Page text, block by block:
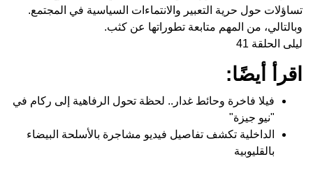
تساؤلات حول حرية التعبير والانتماءات السياسية في المجتمع.
وبالتالي، من المهم متابعة تطوراتها عن كثب.
ليلى الحلقة 41
اقرأ أيضًا:
فيلا فاخرة وحائط غدار.. لحظة تحول الرفاهية إلى ركام في
"نيو جيزة"
الداخلية تكشف تفاصيل فيديو مشاجرة بالأسلحة البيضاء
بالقليوبية